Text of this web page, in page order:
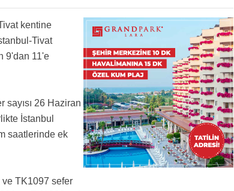
kentine
Tivat
9'dan 11'e
sayısı 26 Haziran
İstanbul
saatlerinde ek
ve TK1097 sefer